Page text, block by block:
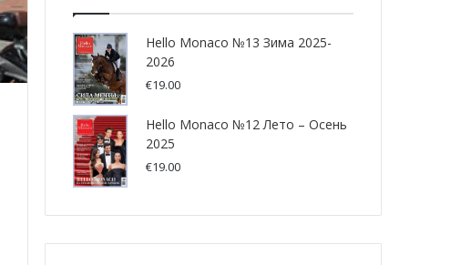
Hello Monaco №13 Зима 2025-
2026
€19.00
Hello Monaco №12 Лето – Осень
2025
€19.00